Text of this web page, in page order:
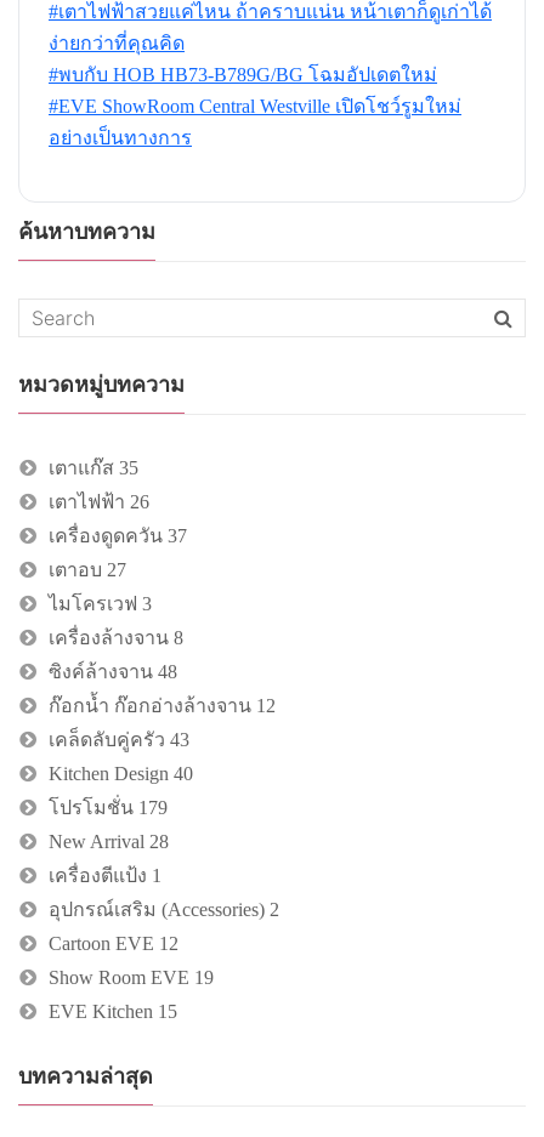
#เตาไฟฟ้าสวยแค่ไหน ถ้าคราบแน่น หน้าเตาก็ดูเก่าได้
ง่ายกว่าที่คุณคิด
#พบกับ HOB HB73-B789G/BG โฉมอัปเดตใหม่
#EVE ShowRoom Central Westville เปิดโชว์รูมใหม่
อย่างเป็นทางการ
ค้นหาบทความ
หมวดหมู่บทความ
เตาแก๊ส 35
เตาไฟฟ้า 26
เครื่องดูดควัน 37
เตาอบ 27
ไมโครเวฟ 3
เครื่องล้างจาน 8
ซิงค์ล้างจาน 48
ก๊อกน้ำ ก๊อกอ่างล้างจาน 12
เคล็ดลับคู่ครัว 43
Kitchen Design 40
โปรโมชั่น 179
New Arrival 28
เครื่องตีแป้ง 1
อุปกรณ์เสริม (Accessories) 2
Cartoon EVE 12
Show Room EVE 19
EVE Kitchen 15
บทความล่าสุด